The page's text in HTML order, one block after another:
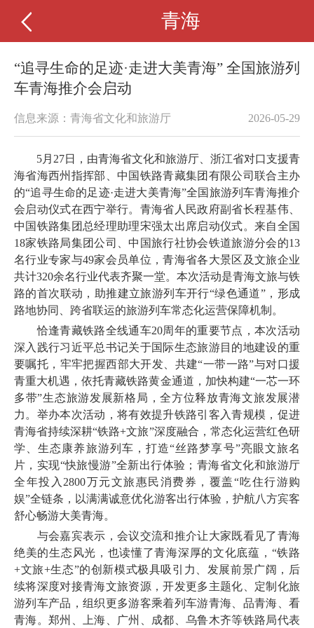
青海
“追寻生命的足迹·走进大美青海” 全国旅游列
车青海推介会启动
信息来源：青海省文化和旅游厅 2026-05-29
5月27日，由青海省文化和旅游厅、浙江省对口支援青
海省海西州指挥部、中国铁路青藏集团有限公司联合主办
的“追寻生命的足迹·走进大美青海”全国旅游列车青海推介
会启动仪式在西宁举行。青海省人民政府副省长程基伟、
中国铁路集团总经理助理宋强太出席启动仪式。来自全国
18家铁路局集团公司、中国旅行社协会铁道旅游分会的13
名行业专家与49家会员单位，青海省各大景区及文旅企业
共计320余名行业代表齐聚一堂。本次活动是青海文旅与铁
路的首次联动，助推建立旅游列车开行“绿色通道”，形成
路地协同、跨省联运的旅游列车常态化运营保障机制。
恰逢青藏铁路全线通车20周年的重要节点，本次活动
深入践行习近平总书记关于国际生态旅游目的地建设的重
要嘱托，牢牢把握西部大开发、共建“一带一路”与对口援
青重大机遇，依托青藏铁路黄金通道，加快构建“一芯一环
多带”生态旅游发展新格局，全方位释放青海文旅发展潜
力。举办本次活动，将有效提升铁路引客入青规模，促进
青海省持续深耕“铁路+文旅”深度融合，常态化运营红色研
学、生态康养旅游列车，打造“丝路梦享号”亮眼文旅名
片，实现“快旅慢游”全新出行体验；青海省文化和旅游厅
全年投入2800万元文旅惠民消费券，覆盖“吃住行游购
娱”全链条，以满满诚意优化游客出行体验，护航八方宾客
舒心畅游大美青海。
与会嘉宾表示，会议交流和推介让大家既看见了青海
绝美的生态风光，也读懂了青海深厚的文化底蕴，“铁路
+文旅+生态”的创新模式极具吸引力、发展前景广阔，后
续将深度对接青海文旅资源，开发更多主题化、定制化旅
游列车产品，组织更多游客乘着列车游青海、品青海、看
青海。郑州、上海、广州、成都、乌鲁木齐等铁路局代表